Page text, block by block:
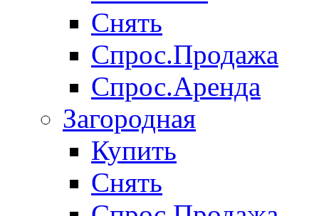
Снять
Спрос.Продажа
Спрос.Аренда
Загородная
Купить
Снять